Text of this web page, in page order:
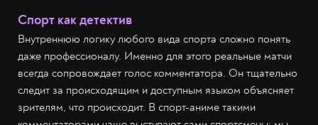
Спорт как детектив
Внутреннюю логику любого вида спорта сложно понять
даже профессионалу. Именно для этого реальные матчи
всегда сопровождает голос комментатора. Он тщательно
следит за происходящим и доступным языком объясняет
зрителям, что происходит. В спорт-аниме такими